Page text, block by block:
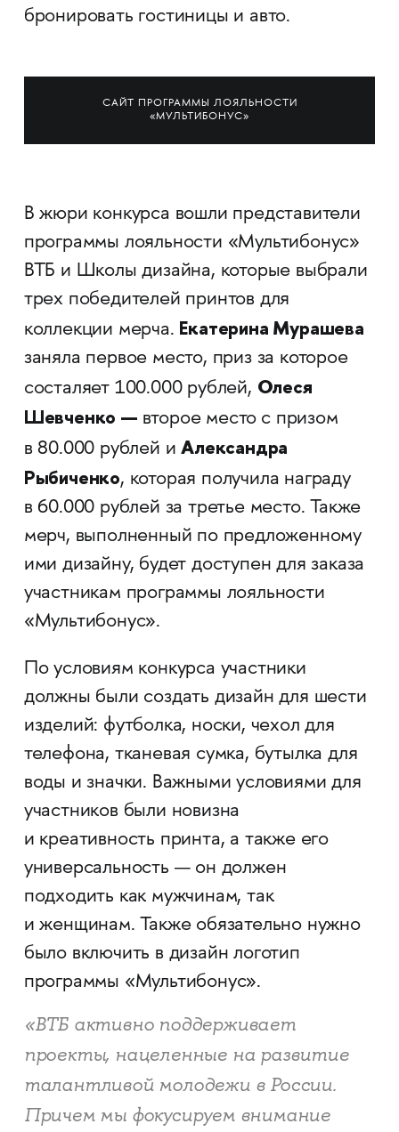
бронировать гостиницы и авто.
САЙТ ПРОГРАММЫ ЛОЯЛЬНОСТИ
«МУЛЬТИБОНУС»
В жюри конкурса вошли представители
программы лояльности «Мультибонус»
ВТБ и Школы дизайна, которые выбрали
трех победителей принтов для
коллекции мерча. Екатерина Мурашева
заняла первое место, приз за которое
состаляет 100.000 рублей, Олеся
Шевченко — второе место с призом
в 80.000 рублей иАлександра
Рыбиченко, которая получила награду
в 60.000 рублей за третье место. Также
мерч, выполненный по предложенному
ими дизайну, будет доступен для заказа
участникам программы лояльности
«Мультибонус».
По условиям конкурса участники
должны были создать дизайн для шести
изделий: футболка, носки, чехол для
телефона, тканевая сумка, бутылка для
воды и значки. Важными условиями для
участников были новизна
и креативность принта, а также его
универсальность — он должен
подходить как мужчинам, так
и женщинам. Также обязательно нужно
было включить в дизайн логотип
программы «Мультибонус».
«ВТБ активно поддерживает
проекты, нацеленные на развитие
талантливой молодежи в России.
Причем мы фокусируем внимание